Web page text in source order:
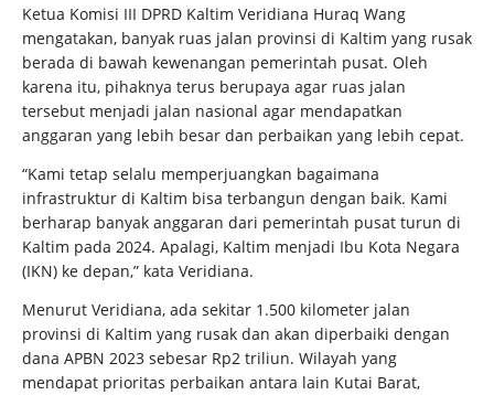
Ketua Komisi III DPRD Kaltim Veridiana Huraq Wang
mengatakan, banyak ruas jalan provinsi di Kaltim yang rusak
berada di bawah kewenangan pemerintah pusat. Oleh
karena itu, pihaknya terus berupaya agar ruas jalan
tersebut menjadi jalan nasional agar mendapatkan
anggaran yang lebih besar dan perbaikan yang lebih cepat.
“Kami tetap selalu memperjuangkan bagaimana
infrastruktur di Kaltim bisa terbangun dengan baik. Kami
berharap banyak anggaran dari pemerintah pusat turun di
Kaltim pada 2024. Apalagi, Kaltim menjadi Ibu Kota Negara
(IKN) ke depan,” kata Veridiana.
Menurut Veridiana, ada sekitar 1.500 kilometer jalan
provinsi di Kaltim yang rusak dan akan diperbaiki dengan
dana APBN 2023 sebesar Rp2 triliun. Wilayah yang
mendapat prioritas perbaikan antara lain Kutai Barat,